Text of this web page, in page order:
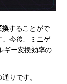
換することがで
。今後、ミニゲ
ギー変換効率の
りです。